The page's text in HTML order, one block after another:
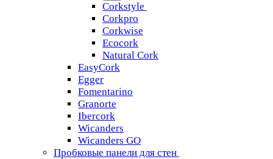
Corkstyle
Corkpro
Corkwise
Ecocork
Natural Cork
EasyCork
Egger
Fomentarino
Granorte
Ibercork
Wicanders
Wicanders GO
Пробковые панели для стен